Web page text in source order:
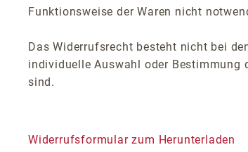
Funktionsweise der Waren nicht
Das Widerrufsrecht besteht nicht bei
individuelle Auswahl oder Bestimmung
sind.
Widerrufsformular zum Herunterladen